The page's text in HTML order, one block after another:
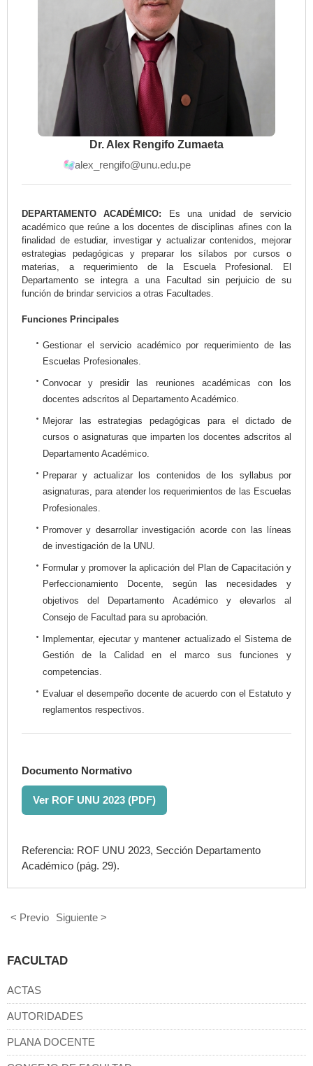
Dr. Alex Rengifo Zumaeta
alex_rengifo@unu.edu.pe
DEPARTAMENTO ACADÉMICO: Es una unidad de servicio
académico que reúne a los docentes de disciplinas afines con la
finalidad de estudiar, investigar y actualizar contenidos, mejorar
estrategias pedagógicas y preparar los sílabos por cursos o
materias, a requerimiento de la Escuela Profesional. El
Departamento se integra a una Facultad sin perjuicio de su
función de brindar servicios a otras Facultades.
Funciones Principales
Gestionar el servicio académico por requerimiento de las
Escuelas Profesionales.
Convocar y presidir las reuniones académicas con los
docentes adscritos al Departamento Académico.
Mejorar las estrategias pedagógicas para el dictado de
cursos o asignaturas que imparten los docentes adscritos al
Departamento Académico.
Preparar y actualizar los contenidos de los syllabus por
asignaturas, para atender los requerimientos de las Escuelas
Profesionales.
Promover y desarrollar investigación acorde con las líneas
de investigación de la UNU.
Formular y promover la aplicación del Plan de Capacitación y
Perfeccionamiento Docente, según las necesidades y
objetivos del Departamento Académico y elevarlos al
Consejo de Facultad para su aprobación.
Implementar, ejecutar y mantener actualizado el Sistema de
Gestión de la Calidad en el marco sus funciones y
competencias.
Evaluar el desempeño docente de acuerdo con el Estatuto y
reglamentos respectivos.
Documento Normativo
Ver ROF UNU 2023 (PDF)
Referencia: ROF UNU 2023, Sección Departamento
Académico (pág. 29).
< Previo Siguiente >
FACULTAD
ACTAS
AUTORIDADES
PLANA DOCENTE